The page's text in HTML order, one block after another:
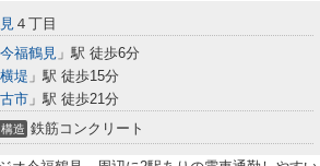
４丁目
今福鶴見 」駅 徒歩6分
横堤 」駅 徒歩15分
市 」駅 徒歩21分
構造 鉄筋コンクリート